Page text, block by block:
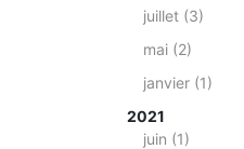
juillet (3)
mai (2)
janvier (1)
2021
juin (1)